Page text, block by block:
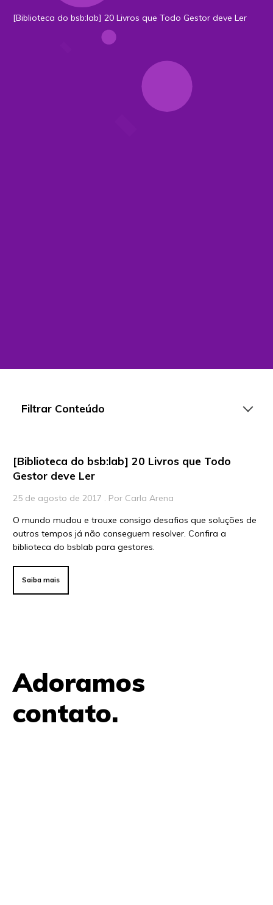
[Biblioteca do bsb:lab] 20 Livros que Todo Gestor deve Ler
Filtrar Conteúdo
Artigos
Para Educadores
Para Líderes
[Biblioteca do bsb:lab] 20 Livros que Todo
Gestor deve Ler
25 de agosto de 2017 . Por Carla Arena
O mundo mudou e trouxe consigo desafios que soluções de
outros tempos já não conseguem resolver. Confira a
biblioteca do bsblab para gestores.
Saiba mais
Adoramos
contato.